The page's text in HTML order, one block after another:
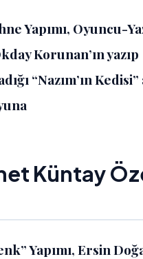
Yapımı, Oyuncu-
Korunan’ın yazıp
“Nazım’ın Kedisi”
Küntay
Yapımı, Ersin